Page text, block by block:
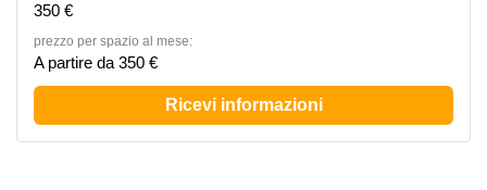
350 €
prezzo per spazio al mese:
A partire da 350 €
Ricevi informazioni